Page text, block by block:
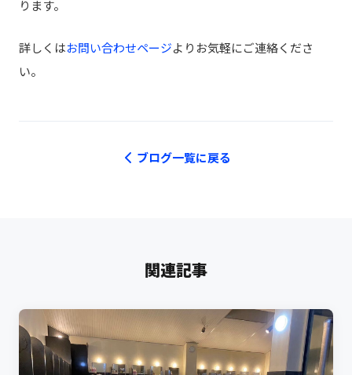
ります。
詳しくはお問い合わせページよりお気軽にご連絡くださ
い。
ブログ一覧に戻る
関連記事